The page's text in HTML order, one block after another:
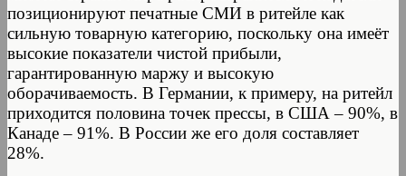
позиционируют печатные СМИ в ритейле как
сильную товарную категорию, поскольку она имеёт
высокие показатели чистой прибыли,
гарантированную маржу и высокую
оборачиваемость. В Германии, к примеру, на ритейл
приходится половина точек прессы, в США – 90%, в
Канаде – 91%. В России же его доля составляет
28%.